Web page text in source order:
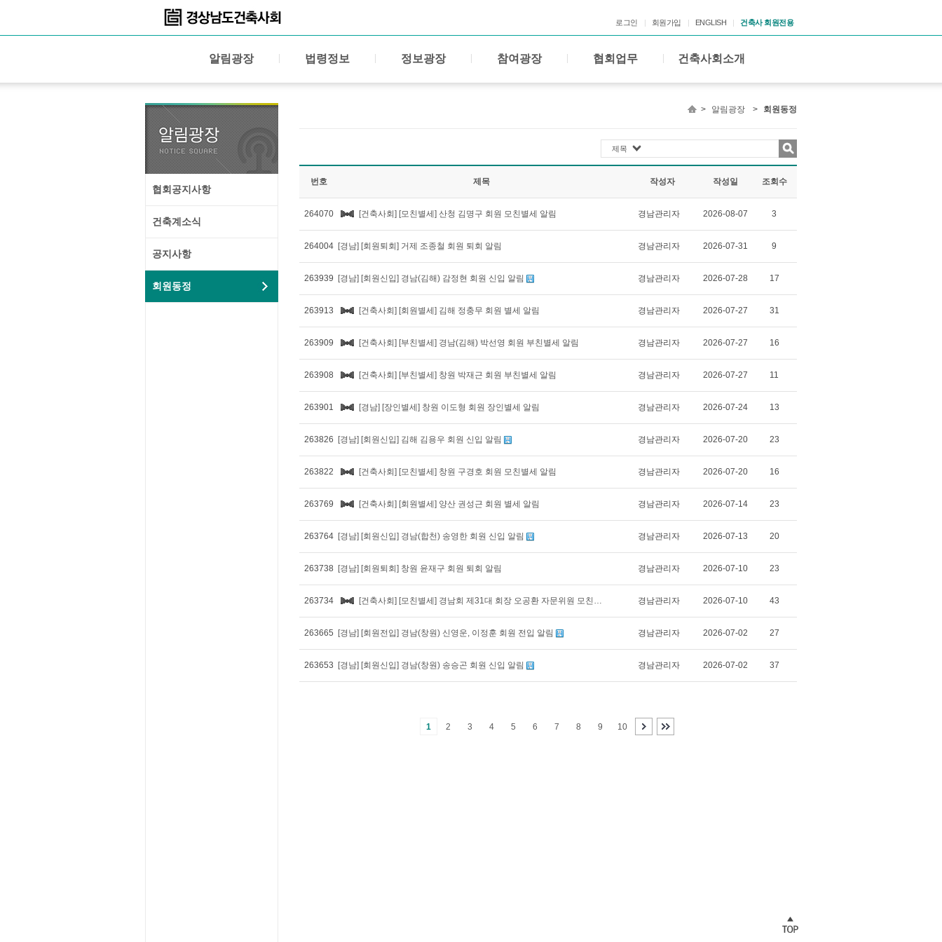
로그인 회원가입 ENGLISH 건축사 회원전용
알림광장 법령정보 정보광장 참여광장 협회업무 건축사회소개
협회공지사항
건축계소식
공지사항
회원동정
> 알림광장 > 회원동정
제목
번호 제목 작성자 작성일 조회수
264070 [건축사회] [모친별세] 산청 김명구 회원 모친별세 알림 경남관리자 2026-08-07 3
264004 [경남] [회원퇴회] 거제 조종철 회원 퇴회 알림 경남관리자 2026-07-31 9
263939 [경남] [회원신입] 경남(김해) 감정현 회원 신입 알림 경남관리자 2026-07-28 17
263913 [건축사회] [회원별세] 김해 정충무 회원 별세 알림 경남관리자 2026-07-27 31
263909 [건축사회] [부친별세] 경남(김해) 박선영 회원 부친별세 알림 경남관리자 2026-07-27 16
263908 [건축사회] [부친별세] 창원 박재근 회원 부친별세 알림 경남관리자 2026-07-27 11
263901 [경남] [장인별세] 창원 이도형 회원 장인별세 알림 경남관리자 2026-07-24 13
263826 [경남] [회원신입] 김해 김용우 회원 신입 알림 경남관리자 2026-07-20 23
263822 [건축사회] [모친별세] 창원 구경호 회원 모친별세 알림 경남관리자 2026-07-20 16
263769 [건축사회] [회원별세] 양산 권성근 회원 별세 알림 경남관리자 2026-07-14 23
263764 [경남] [회원신입] 경남(합천) 송영한 회원 신입 알림 경남관리자 2026-07-13 20
263738 [경남] [회원퇴회] 창원 윤재구 회원 퇴회 알림 경남관리자 2026-07-10 23
263734 [건축사회] [모친별세] 경남회 제31대 회장 오공환 자문위원 모친별세 알림 경남관리자 2026-07-10 43
263665 [경남] [회원전입] 경남(창원) 신영운, 이정훈 회원 전입 알림 경남관리자 2026-07-02 27
263653 [경남] [회원신입] 경남(창원) 송승곤 회원 신입 알림 경남관리자 2026-07-02 37
1 2 3 4 5 6 7 8 9 10